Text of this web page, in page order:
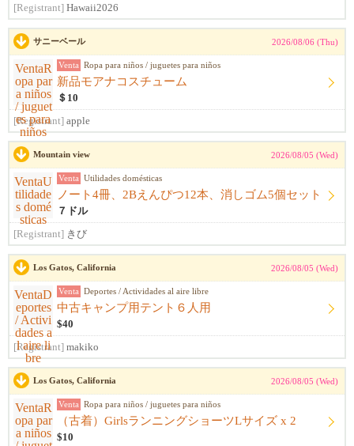
[Registrant] Hawaii2026
サニーベール 2026/08/06 (Thu)
Venta Ropa para niños / juguetes para niños
新品モアナコスチューム
＄10
[Registrant] apple
Mountain view 2026/08/05 (Wed)
Venta Utilidades domésticas
ノート4冊、2Bえんぴつ12本、消しゴム5個セット
７ドル
[Registrant] きび
Los Gatos, California 2026/08/05 (Wed)
Venta Deportes / Actividades al aire libre
中古キャンプ用テント６人用
$40
[Registrant] makiko
Los Gatos, California 2026/08/05 (Wed)
Venta Ropa para niños / juguetes para niños
（古着）GirlsランニングショーツLサイズ x 2
$10